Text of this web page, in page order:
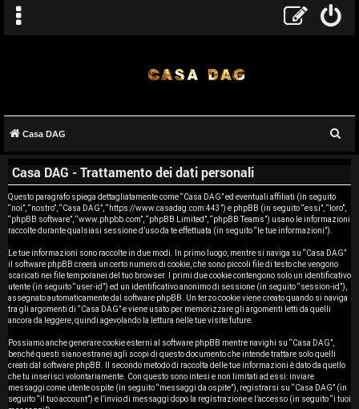
r
g
o
m
e
n
t
i
s
Casa DAG
a
Casa DAG - Trattamento dei dati personali
Questo paragrafo spiega dettagliatamente come “Casa DAG” ed eventuali affiliati (in seguito
“noi”, “nostro”, “Casa DAG”, “https://www.casadag.com:443”) e phpBB (in seguito “essi”, “loro”,
“phpBB software”, “www.phpbb.com”, “phpBB Limited”, “phpBB Teams”) usano le informazioni
raccolte durante qualsiasi sessione d’uso da te effettuata (in seguito “le tue informazioni”).
Le tue informazioni sono raccolte in due modi. In primo luogo, mentre si naviga su “Casa DAG”
il software phpBB creerà un certo numero di cookie, che sono piccoli file di testo che vengono
scaricati nei file temporanei del tuo browser. I primi due cookie contengono solo un identificativo
utente (in seguito “user-id”) ed un identificativo anonimo di sessione (in seguito “session-id”),
assegnato automaticamente dal software phpBB. Un terzo cookie viene creato quando si naviga
tra gli argomenti di “Casa DAG” e viene usato per memorizzare gli argomenti letti da quelli
ancora da leggere, quindi agevolando la lettura nelle tue visite future.
Possiamo anche generare cookie esterni al software phpBB mentre navighi su “Casa DAG”,
benché questi siano estranei agli scopi di questo documento che intende trattare solo quelli
creati dal software phpBB. Il secondo metodo di raccolta delle tue informazioni è dato da quello
che tu inserisci volontariamente. Con questo sono intesi e non limitati ad essi: inviare
messaggi come utente ospite (in seguito “messaggi da ospite”), registrarsi su “Casa DAG” (in
seguito “il tuo account”) e l’invio di messaggi dopo la registrazione e l’accesso (in seguito “i tuoi